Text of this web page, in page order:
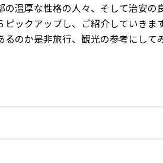
温厚な性格の人々、そして治安の
ックアップし、ご紹介していきます
るのか是非旅行、観光の参考にして